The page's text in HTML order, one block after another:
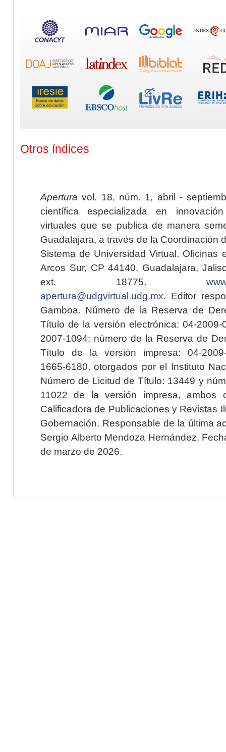
Otros índices
Apertura vol. 18, núm. 1, abril -
científica especializada en
virtuales que se publica de manera
Guadalajara, a través de la Coordinación
Sistema de Universidad Virtual. Oficinas
Arcos Sur, CP 44140, Guadalajara,
ext. 18775,
apertura@udgvirtual.udg.mx. Editor
Gamboa. Número de la Reserva de
Título de la versión electrónica: 04-2009-
2007-1094; número de la Reserva de
Título de la versión impresa: 04-2009-
1665-6180, otorgados por el Instituto
Número de Licitud de Título: 13449 y
11022 de la versión impresa, ambos
Calificadora de Publicaciones y Revistas
Gobernación. Responsable de la última
Sergio Alberto Mendoza Hernández.
de marzo de 2026.